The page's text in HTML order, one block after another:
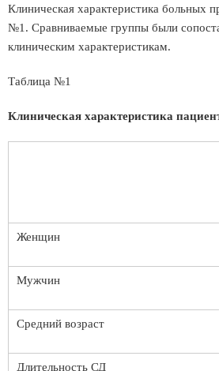
Клиническая характеристика больных
№1. Сравниваемые группы были
клиническим характеристикам.
Таблица №1
Клиническая характеристика
Женщин
Мужчин
Средний возраст
Длительность СД